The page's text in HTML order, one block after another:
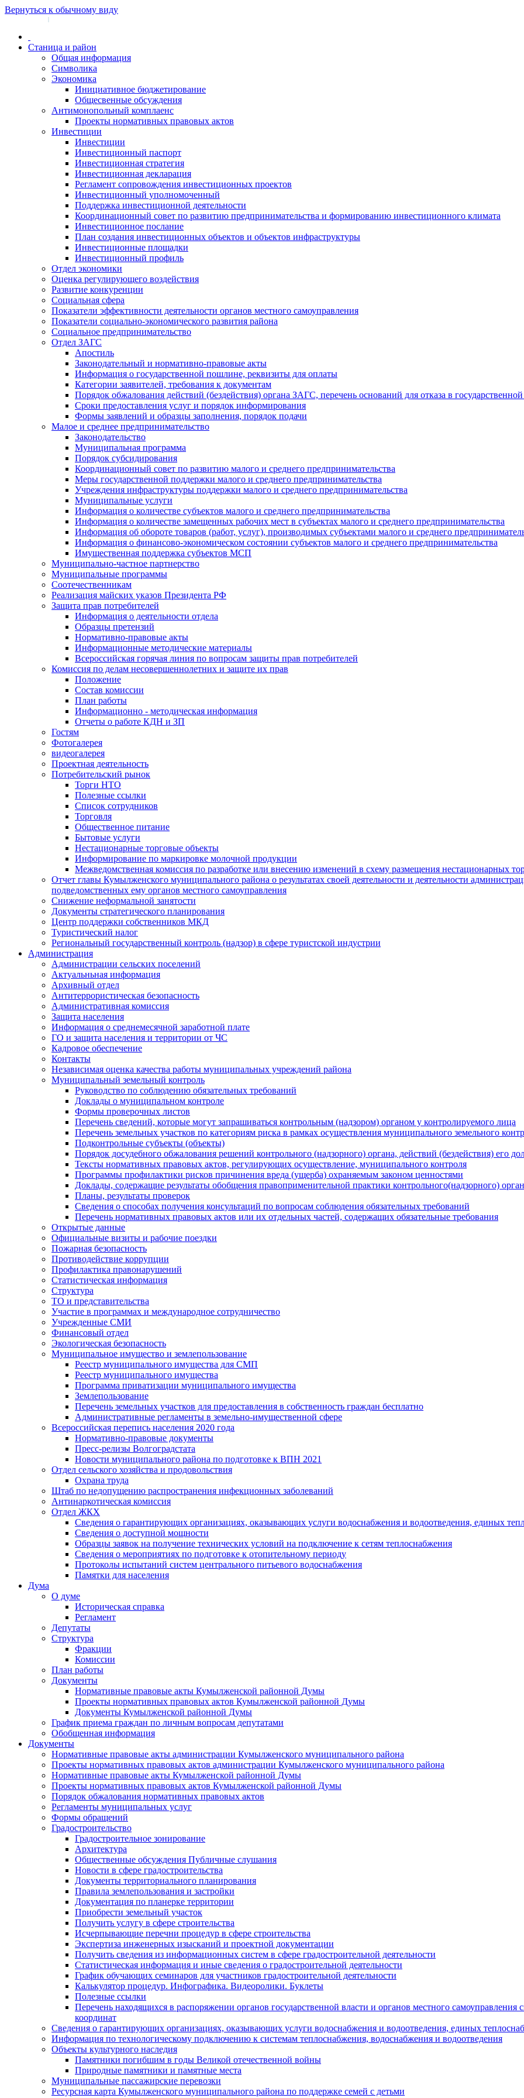
Вернуться к обычному виду
|
Станица и район
Общая информация
Символика
Экономика
Инициативное бюджетирование
Общесвенные обсуждения
Антимонопольный комплаенс
Проекты нормативных правовых актов
Инвестиции
Инвестиции
Инвестиционный паспорт
Инвестиционная стратегия
Инвестиционная декларация
Регламент сопровождения инвестиционных проектов
Инвестиционный уполномоченный
Поддержка инвестиционной деятельности
Координационный совет по развитию предпринимательства и формированию инвестиционного климата
Инвестиционное послание
План создания инвестиционных объектов и объектов инфраструктуры
Инвестиционные площадки
Инвестиционный профиль
Отдел экономики
Оценка регулирующего воздействия
Развитие конкуренции
Социальная сфера
Показатели эффективности деятельности органов местного самоуправления
Показатели социально-экономического развития района
Социальное предпринимательство
Отдел ЗАГС
Апостиль
Законодательный и нормативно-правовые акты
Информация о государственной пошлине, реквизиты для оплаты
Категории заявителей, требования к документам
Порядок обжалования действий (бездействия) органа ЗАГС, перечень оснований для отказа в
Сроки предоставления услуг и порядок информирования
Формы заявлений и образцы заполнения, порядок подачи
Малое и среднее предпринимательство
Законодательство
Муниципальная программа
Порядок субсидирования
Координационный совет по развитию малого и среднего предпринимательства
Меры государственной поддержки малого и среднего предпринимательства
Учреждения инфраструктуры поддержки малого и среднего предпринимательства
Муниципальные услуги
Информация о количестве субъектов малого и среднего предпринимательства
Информация о количестве замещенных рабочих мест в субъектах малого и среднего предпринимательства
Информация об обороте товаров (работ, услуг), производимых субъектами малого и среднего
Информация о финансово-экономическом состоянии субъектов малого и среднего предпринимательства
Имущественная поддержка субъектов МСП
Муниципально-частное партнерство
Муниципальные программы
Соотечественникам
Реализация майских указов Президента РФ
Защита прав потребителей
Информация о деятельности отдела
Образцы претензий
Нормативно-правовые акты
Информационные методические материалы
Всероссийская горячая линия по вопросам защиты прав потребителей
Комиссия по делам несовершеннолетних и защите их прав
Положение
Состав комиссии
План работы
Информационно - методическая информация
Отчеты о работе КДН и ЗП
Гостям
Фотогалерея
видеогалерея
Проектная деятельность
Потребительский рынок
Торги НТО
Полезные ссылки
Список сотрудников
Торговля
Общественное питание
Бытовые услуги
Нестационарные торговые объекты
Информирование по маркировке молочной продукции
Межведомственная комиссия по разработке или внесению изменений в схему размещения нестационарных
Отчет главы Кумылженского муниципального района о результатах своей деятельности и деятельности
подведомственных ему органов местного самоуправления
Снижение неформальной занятости
Документы стратегического планирования
Центр поддержки собственников МКД
Туристический налог
Региональный государственный контроль (надзор) в сфере туристской индустрии
Администрация
Администрации сельских поселений
Актуальньная информация
Архивный отдел
Антитеррористическая безопасность
Административная комиссия
Защита населения
Информация о среднемесячной заработной плате
ГО и защита населения и территории от ЧС
Кадровое обеспечение
Контакты
Независимая оценка качества работы муниципальных учреждений района
Муниципальный земельный контроль
Руководство по соблюдению обязательных требований
Доклады о муниципальном контроле
Формы проверочных листов
Перечень сведений, которые могут запрашиваться контрольным (надзором) органом у контролируемого лица
Перечень земельных участков по категориям риска в рамках осуществления муниципального земельного
Подконтрольные субъекты (объекты)
Порядок досудебного обжалования решений контрольного (надзорного) органа, действий (бездействия) его
Тексты нормативных правовых актов, регулирующих осуществление, муниципального контроля
Программы профилактики рисков причинения вреда (ущерба) охраняемым законом ценностями
Доклады, содержащие результаты обобщения правоприменительной практики контрольного(надзорного)
Планы, результаты проверок
Сведения о способах получения консультаций по вопросам соблюдения обязательных требований
Перечень нормативных правовых актов или их отдельных частей, содержащих обязательные требования
Открытые данные
Официальные визиты и рабочие поездки
Пожарная безопасность
Противодействие коррупции
Профилактика правонарушений
Статистическая информация
Структура
ТО и представительства
Участие в программах и международное сотрудничество
Учрежденные СМИ
Финансовый отдел
Экологическая безопасность
Муниципальное имущество и землепользование
Реестр муниципального имущества для СМП
Реестр муниципального имущества
Программа приватизации муниципального имущества
Землепользование
Перечень земельных участков для предоставления в собственность граждан бесплатно
Административные регламенты в земельно-имущественной сфере
Всероссийская перепись населения 2020 года
Нормативно-правовые документы
Пресс-релизы Волгоградстата
Новости муниципального района по подготовке к ВПН 2021
Отдел сельского хозяйства и продовольствия
Охрана труда
Штаб по недопущению распространения инфекционных заболеваний
Антинаркотическая комиссия
Отдел ЖКХ
Сведения о гарантирующих организациях, оказывающих услуги водоснабжения и водоотведения, единых
Сведения о доступной мощности
Образцы заявок на получение технических условий на подключение к сетям теплоснабжения
Сведения о мероприятиях по подготовке к отопительному периоду
Протоколы испытаний систем центрального питьевого водоснабжения
Памятки для населения
Дума
О думе
Историческая справка
Регламент
Депутаты
Структура
Фракции
Комиссии
План работы
Документы
Нормативные правовые акты Кумылженской районной Думы
Проекты нормативных правовых актов Кумылженской районной Думы
Документы Кумылженской районной Думы
График приема граждан по личным вопросам депутатами
Обобщенная информация
Документы
Нормативные правовые акты администрации Кумылженского муниципального района
Проекты нормативных правовых актов администрации Кумылженского муниципального района
Нормативные правовые акты Кумылженской районной Думы
Проекты нормативных правовых актов Кумылженской районной Думы
Порядок обжалования нормативных правовых актов
Регламенты муниципальных услуг
Формы обращений
Градостроительство
Градостроительное зонирование
Архитектура
Общественные обсуждения Публичные слушания
Новости в сфере градостроительства
Документы территориального планирования
Правила землепользования и застройки
Документация по планерке территории
Приобрести земельный участок
Получить услугу в сфере строительства
Исчерпывающие перечни процедур в сфере строительства
Экспертиза инженерных изысканий и проектной документации
Получить сведения из информационных систем в сфере градостроительной деятельности
Статистическая информация и иные сведения о градостроительной деятельности
График обучающих семинаров для участников градостроительной деятельности
Калькулятор процедур. Инфографика. Видеоролики. Буклеты
Полезные ссылки
Перечень находящихся в распоряжении органов государственной власти и органов местного
координат
Сведения о гарантирующих организациях, оказывающих услуги водоснабжения и водоотведения, единых
Информация по технологическому подключению к системам теплоснабжения, водоснабжения и водоотведения
Объекты культурного наследия
Памятники погибшим в годы Великой отечественной войны
Природные памятники и памятные места
Муниципальные пассажирские перевозки
Ресурсная карта Кумылженского муниципального района по поддержке семей с детьми